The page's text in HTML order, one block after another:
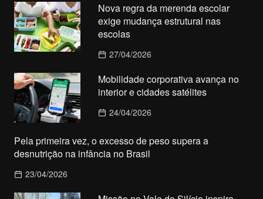
Nova regra da merenda escolar
exige mudança estrutural nas
escolas
27/04/2026
Mobilidade corporativa avança no
interior e cidades satélites
24/04/2026
Pela primeira vez, o excesso de peso supera a
desnutrição na infância no Brasil
23/04/2026